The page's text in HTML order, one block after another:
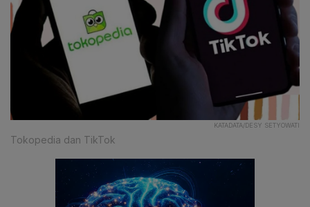
KATADATA/DESY SETYOWATI
Tokopedia dan TikTok